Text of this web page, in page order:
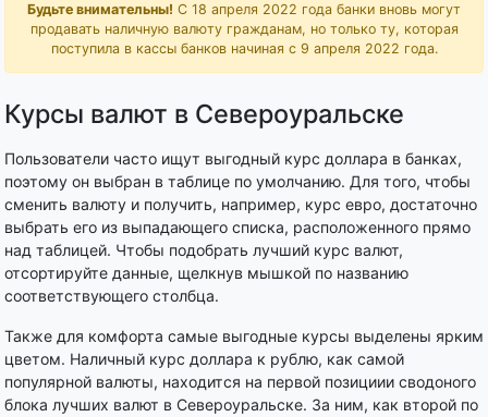
Будьте внимательны! С 18 апреля 2022 года банки вновь могут
продавать наличную валюту гражданам, но только ту, которая
поступила в кассы банков начиная с 9 апреля 2022 года.
Курсы валют в Североуральске
Пользователи часто ищут выгодный курс доллара в банках,
поэтому он выбран в таблице по умолчанию. Для того, чтобы
сменить валюту и получить, например, курс евро, достаточно
выбрать его из выпадающего списка, расположенного прямо
над таблицей. Чтобы подобрать лучший курс валют,
отсортируйте данные, щелкнув мышкой по названию
соответствующего столбца.
Также для комфорта самые выгодные курсы выделены ярким
цветом. Наличный курс доллара к рублю, как самой
популярной валюты, находится на первой позициии сводоного
блока лучших валют в Североуральске. За ним, как второй по